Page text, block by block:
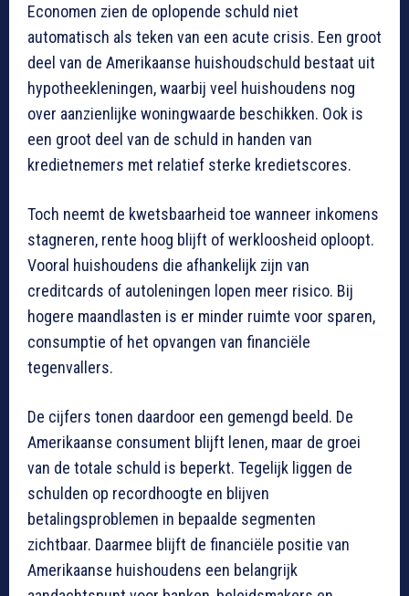
Economen zien de oplopende schuld niet
automatisch als teken van een acute crisis. Een groot
deel van de Amerikaanse huishoudschuld bestaat uit
hypotheekleningen, waarbij veel huishoudens nog
over aanzienlijke woningwaarde beschikken. Ook is
een groot deel van de schuld in handen van
kredietnemers met relatief sterke kredietscores.
Toch neemt de kwetsbaarheid toe wanneer inkomens
stagneren, rente hoog blijft of werkloosheid oploopt.
Vooral huishoudens die afhankelijk zijn van
creditcards of autoleningen lopen meer risico. Bij
hogere maandlasten is er minder ruimte voor sparen,
consumptie of het opvangen van financiële
tegenvallers.
De cijfers tonen daardoor een gemengd beeld. De
Amerikaanse consument blijft lenen, maar de groei
van de totale schuld is beperkt. Tegelijk liggen de
schulden op recordhoogte en blijven
betalingsproblemen in bepaalde segmenten
zichtbaar. Daarmee blijft de financiële positie van
Amerikaanse huishoudens een belangrijk